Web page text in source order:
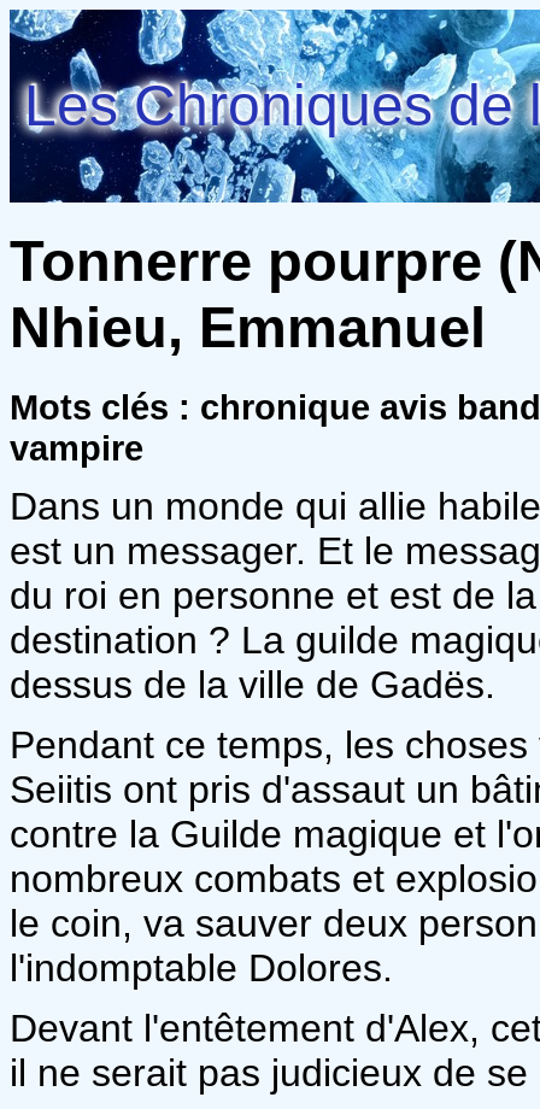
Les Chroniques de
Tonnerre pourpre
Nhieu, Emmanuel
Mots clés : chronique avis
vampire
Dans un monde qui allie
est un messager. Et le
du roi en personne et est de
destination ? La guilde
dessus de la ville de Gadës.
Pendant ce temps, les
Seiitis ont pris d'assaut un
contre la Guilde magique et
nombreux combats et
le coin, va sauver deux
l'indomptable Dolores.
Devant l'entêtement d'Alex,
il ne serait pas judicieux de